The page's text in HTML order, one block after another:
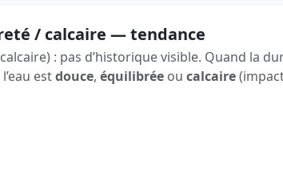
/ calcaire — tendance
: pas d’historique visible. Quand la
estdouce, équilibrée ou calcaire